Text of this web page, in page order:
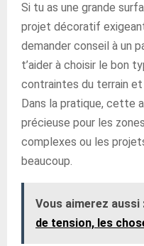
Si tu as une grande
projet décoratif
demander conseil à un
t’aider à choisir le bon
contraintes du terrain
Dans la pratique, cette
précieuse pour les
complexes ou les
beaucoup.
Vous aimerez aussi
de tension, les